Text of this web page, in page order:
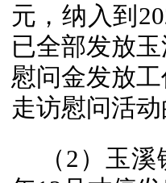
元，纳入到
已全部发放
慰问金发放
走访慰问活
（2）玉